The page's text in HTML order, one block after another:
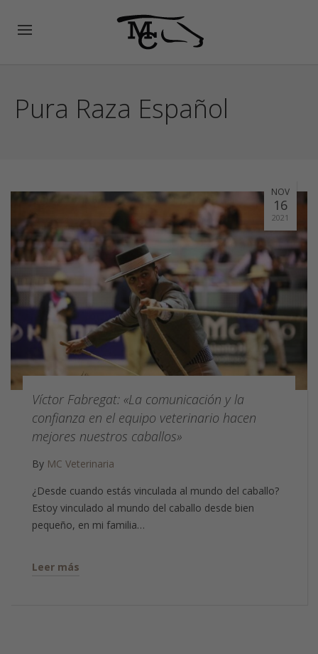
Pura Raza Español
NOV
16
2021
Víctor Fabregat: «La comunicación y la
confianza en el equipo veterinario hacen
mejores nuestros caballos»
By MC Veterinaria
¿Desde cuando estás vinculada al mundo del caballo?
Estoy vinculado al mundo del caballo desde bien
pequeño, en mi familia…
Leer más